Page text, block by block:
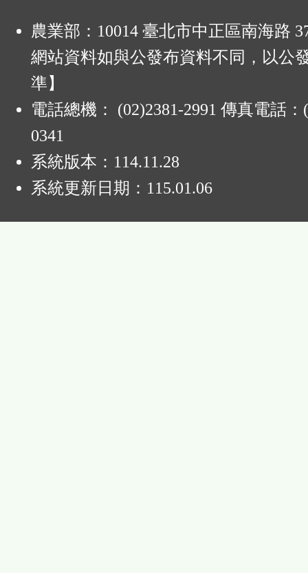
農業部：10014 臺北市中正區南海路
網站資料如與公發布資料不同，以公
準】
電話總機： (02)2381-2991 傳真電話：
0341
系統版本： 114.11.28
系統更新日期： 115.01.06